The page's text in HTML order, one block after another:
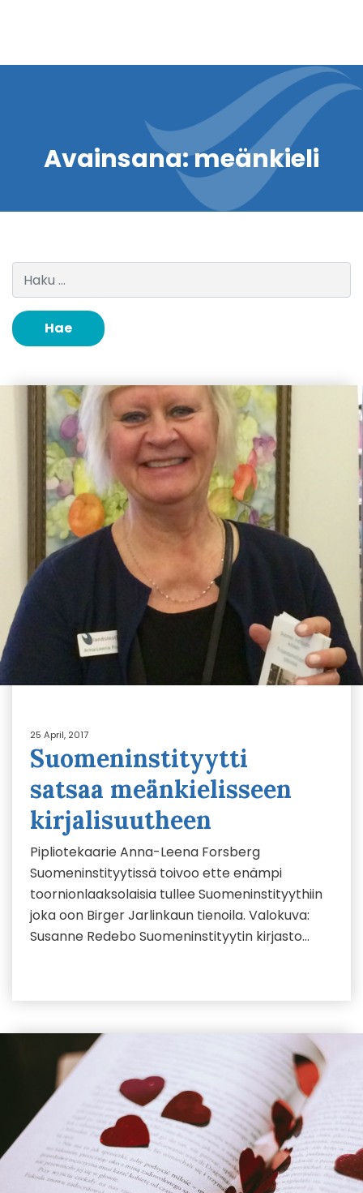
Avainsana:meänkieli
Haku:
25 April, 2017
Suomeninstityytti
satsaa meänkielisseen
kirjalisuutheen
Pipliotekaarie Anna-Leena Forsberg
Suomeninstityytissä toivoo ette enämpi
toornionlaaksolaisia tullee Suomeninstityythiin
joka oon Birger Jarlinkaun tienoila. Valokuva:
Susanne Redebo Suomeninstityytin kirjasto…